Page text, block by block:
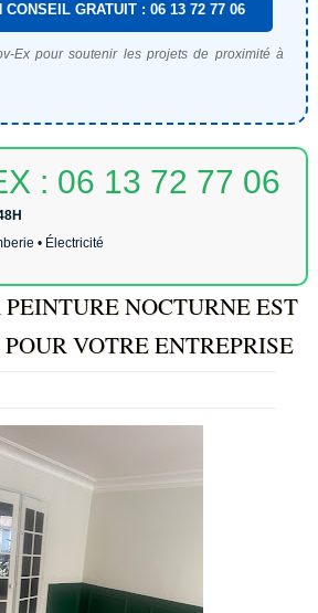
CONSEIL GRATUIT : 06 13 72 77 06
Ex pour soutenir les projets de proximité à
: 06 13 72 77 06
• Électricité
NOCTURNE EST
VOTRE ENTREPRISE